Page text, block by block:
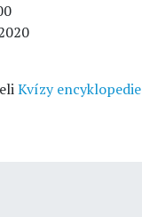
Kvízy encyklopedie